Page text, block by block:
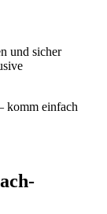
und sicher
komm einfach